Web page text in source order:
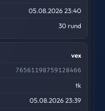
05.08.2026 23:40
30 rund
vex
76561198759128466
tk
05.08.2026 23:39